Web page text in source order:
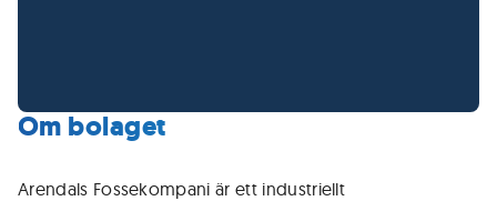
Om bolaget
Arendals Fossekompani är ett industriellt